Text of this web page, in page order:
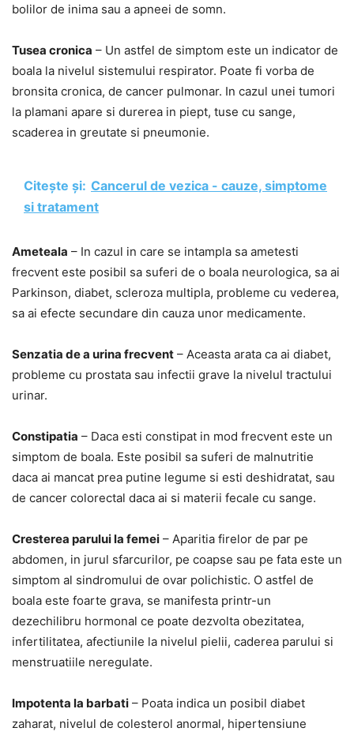
bolilor de inima sau a apneei de somn.
Tusea cronica – Un astfel de simptom este un indicator de
boala la nivelul sistemului respirator. Poate fi vorba de
bronsita cronica, de cancer pulmonar. In cazul unei tumori
la plamani apare si durerea in piept, tuse cu sange,
scaderea in greutate si pneumonie.
Citește și: Cancerul de vezica - cauze, simptome
si tratament
Ameteala – In cazul in care se intampla sa ametesti
frecvent este posibil sa suferi de o boala neurologica, sa ai
Parkinson, diabet, scleroza multipla, probleme cu vederea,
sa ai efecte secundare din cauza unor medicamente.
Senzatia de a urina frecvent – Aceasta arata ca ai diabet,
probleme cu prostata sau infectii grave la nivelul tractului
urinar.
Constipatia – Daca esti constipat in mod frecvent este un
simptom de boala. Este posibil sa suferi de malnutritie
daca ai mancat prea putine legume si esti deshidratat, sau
de cancer colorectal daca ai si materii fecale cu sange.
Cresterea parului la femei – Aparitia firelor de par pe
abdomen, in jurul sfarcurilor, pe coapse sau pe fata este un
simptom al sindromului de ovar polichistic. O astfel de
boala este foarte grava, se manifesta printr-un
dezechilibru hormonal ce poate dezvolta obezitatea,
infertilitatea, afectiunile la nivelul pielii, caderea parului si
menstruatiile neregulate.
Impotenta la barbati – Poata indica un posibil diabet
zaharat, nivelul de colesterol anormal, hipertensiune